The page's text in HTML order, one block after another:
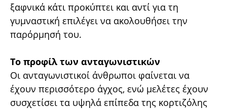
ξαφνικά κάτι προκύπτει και αντί για τη
γυμναστική επιλέγει να ακολουθήσει την
παρόρμησή του.
Το προφίλ των ανταγωνιστικών
Οι ανταγωνιστικοί άνθρωποι φαίνεται να
έχουν περισσότερο άγχος, ενώ μελέτες έχουν
συσχετίσει τα υψηλά επίπεδα της κορτιζόλης